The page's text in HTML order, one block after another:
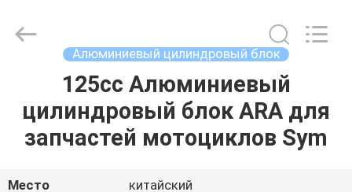
ПРОДУКТЫ
О
Rights
Алюминиевый цилиндровый блок
125cc Алюминиевый
цилиндровый блок ARA для
запчастей мотоциклов Sym
Место
китайский